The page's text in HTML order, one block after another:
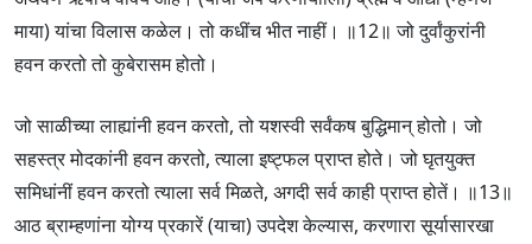
माया) यांचा विलास कळेल। तो कधींच भीत नाहीं। ॥12॥ जो दुर्वांकुरांनी
हवन करतो तो कुबेरासम होतो।
जो साळीच्या लाह्यांनी हवन करतो, तो यशस्वी सर्वंकष बुद्धिमान् होतो। जो
सहस्त्र मोदकांनी हवन करतो, त्याला इष्ट्फल प्राप्त होते। जो घृतयुक्त
समिधांनीं हवन करतो त्याला सर्व मिळते, अगदी सर्व काही प्राप्त होतें। ॥13॥
आठ ब्राम्हणांना योग्य प्रकारें (याचा) उपदेश केल्यास, करणारा सूर्यासारखा